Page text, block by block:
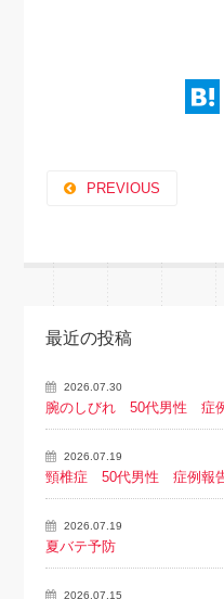
PREVIOUS
最近の投稿
2026.07.30
腕のしびれ 50代男性 症
2026.07.19
頸椎症 50代男性 症例報
2026.07.19
夏バテ予防
2026.07.15